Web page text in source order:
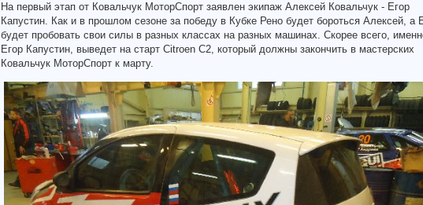
На первый этап от Ковальчук МоторСпорт заявлен экипаж Алексей Ковальчук - Егор
Капустин. Как и в прошлом сезоне за победу в Кубке Рено будет бороться Алексей, а
будет пробовать свои силы в разных классах на разных машинах. Скорее всего,
Егор Капустин, выведет на старт Citroen C2, который должны закончить в мастерских
Ковальчук МоторСпорт к марту.